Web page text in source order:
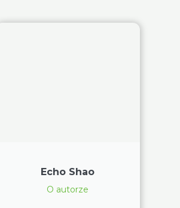
Echo Shao
O autorze